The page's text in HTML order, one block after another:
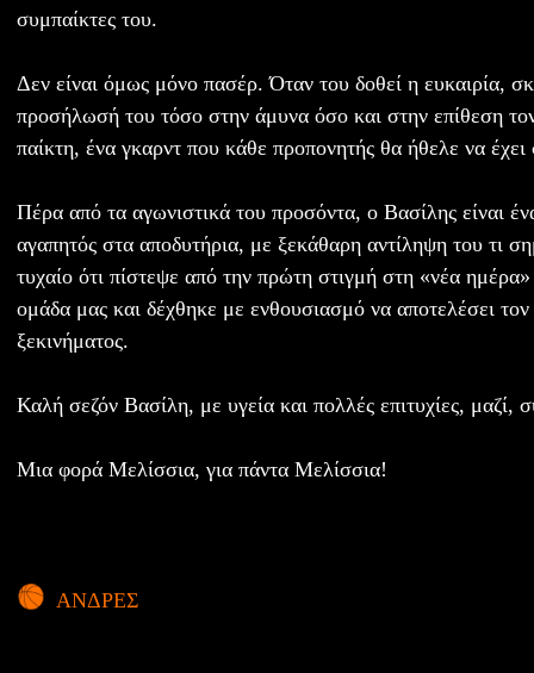
συμπαίκτες του.
Δεν είναι όμως μόνο πασέρ. Όταν του δοθεί η ευκαιρία,
προσήλωσή του τόσο στην άμυνα όσο και στην επίθεση
παίκτη, ένα γκαρντ που κάθε προπονητής θα ήθελε να
Πέρα από τα αγωνιστικά του προσόντα, ο Βασίλης είναι
αγαπητός στα αποδυτήρια, με ξεκάθαρη αντίληψη του τι
τυχαίο ότι πίστεψε από την πρώτη στιγμή στη «νέα
ομάδα μας και δέχθηκε με ενθουσιασμό να αποτελέσει
ξεκινήματος.
Καλή σεζόν Βασίλη, με υγεία και πολλές επιτυχίες, μαζί,
Μια φορά Μελίσσια, για πάντα Μελίσσια!
ΑΝΔΡΕΣ